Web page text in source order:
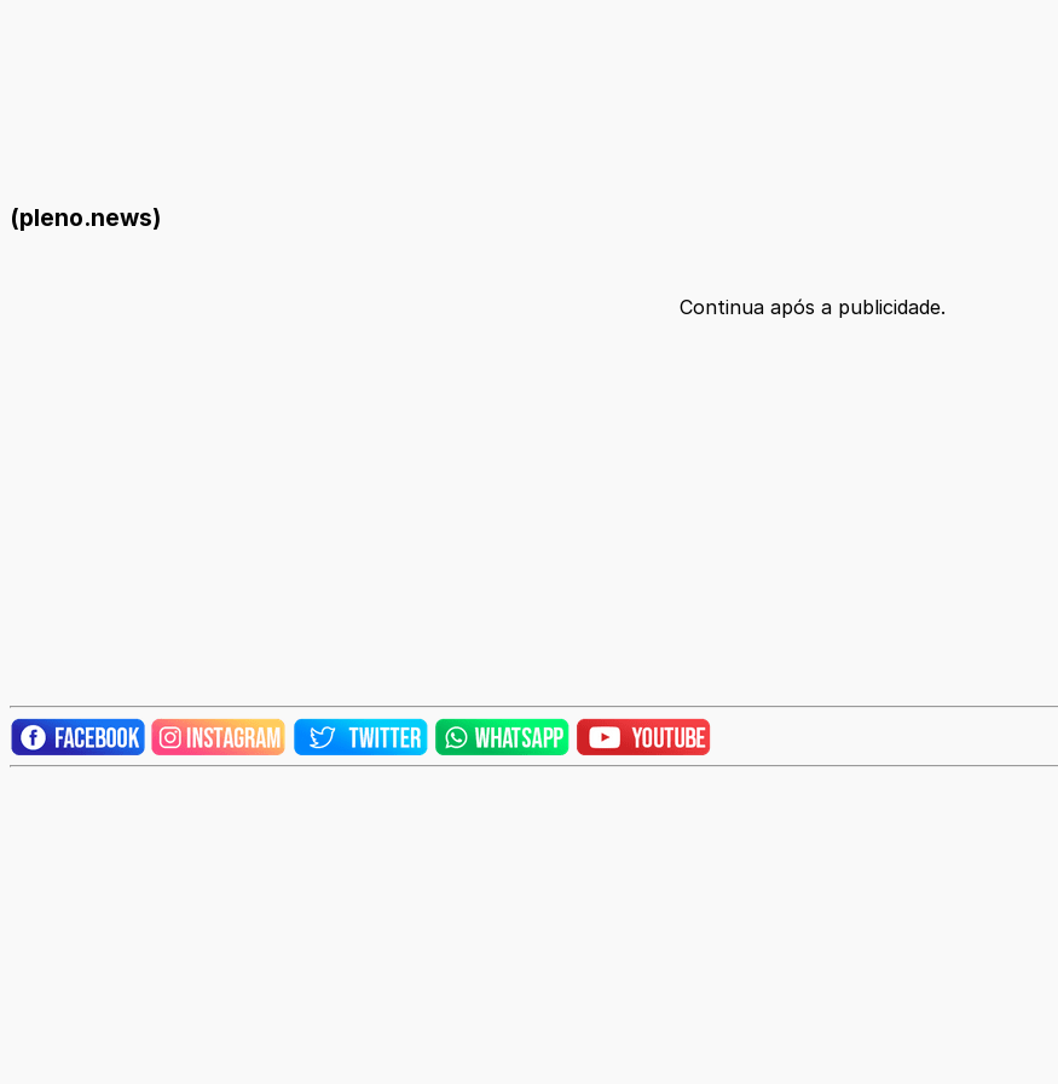
(pleno.news)
Continua após a publicidade.